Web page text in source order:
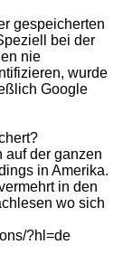
gespeicherten
bei der
nie
wurde
Google
auf der ganzen
in Amerika.
in den
wo sich
?hl=de